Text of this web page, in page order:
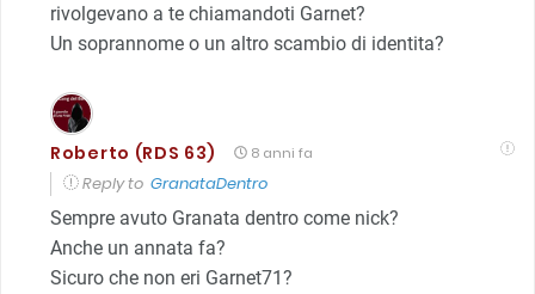
rivolgevano a te chiamandoti Garnet?
Un soprannome o un altro scambio di identita?
Roberto (RDS 63) 8 anni fa
Reply to GranataDentro
Sempre avuto Granata dentro come nick?
Anche un annata fa?
Sicuro che non eri Garnet71?